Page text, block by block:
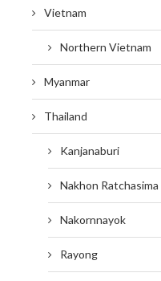
Vietnam
Northern Vietnam
Myanmar
Thailand
Kanjanaburi
Nakhon Ratchasima
Nakornnayok
Rayong